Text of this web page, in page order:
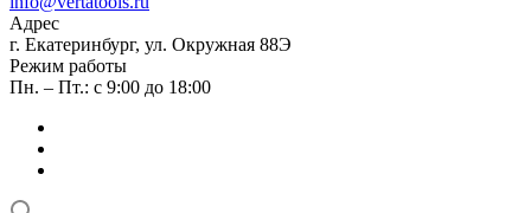
Адрес
г. Екатеринбург, ул. Окружная 88Э
Режим работы
Пн. – Пт.: с 9:00 до 18:00